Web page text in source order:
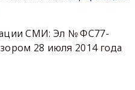
СМИ: Эл № ФС77-
28 июля 2014 года